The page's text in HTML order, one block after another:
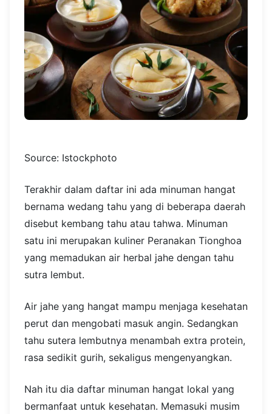
Source: Istockphoto
Terakhir dalam daftar ini ada minuman hangat
bernama wedang tahu yang di beberapa daerah
disebut kembang tahu atau tahwa. Minuman
satu ini merupakan kuliner Peranakan Tionghoa
yang memadukan air herbal jahe dengan tahu
sutra lembut.
Air jahe yang hangat mampu menjaga kesehatan
perut dan mengobati masuk angin. Sedangkan
tahu sutera lembutnya menambah extra protein,
rasa sedikit gurih, sekaligus mengenyangkan.
Nah itu dia daftar minuman hangat lokal yang
bermanfaat untuk kesehatan. Memasuki musim